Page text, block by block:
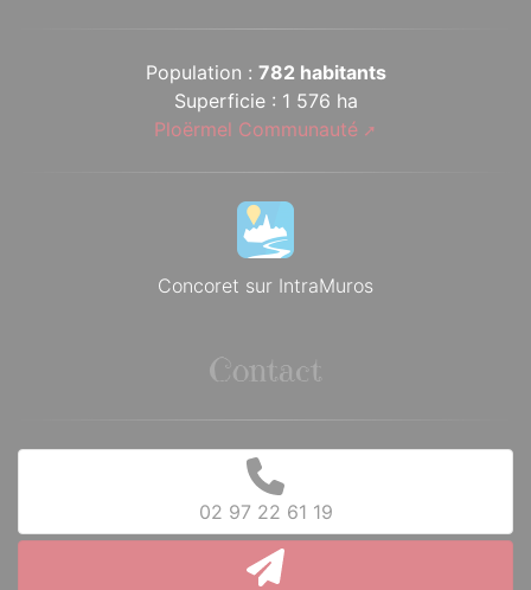
Population : 782 habitants
Superficie : 1 576 ha
Ploërmel Communauté
Concoret sur IntraMuros
Contact
02 97 22 61 19